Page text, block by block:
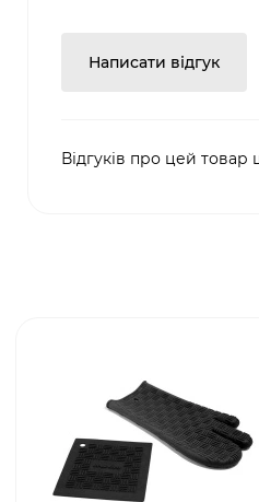
Написати відгук
Відгуків про цей товар